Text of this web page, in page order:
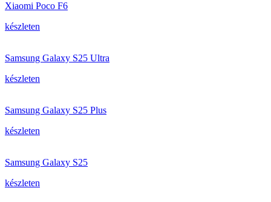
Xiaomi Poco F6
készleten
Samsung Galaxy S25 Ultra
készleten
Samsung Galaxy S25 Plus
készleten
Samsung Galaxy S25
készleten